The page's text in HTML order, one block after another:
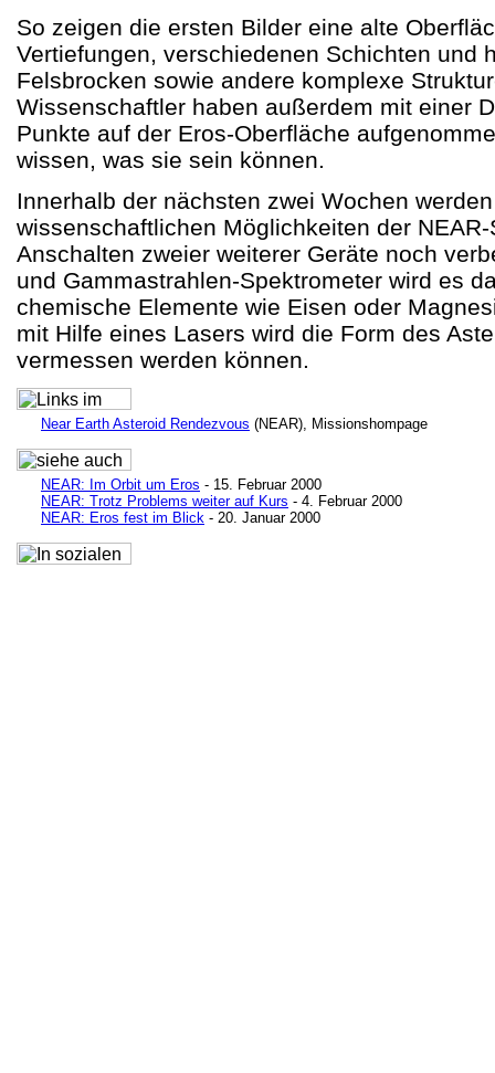
So zeigen die ersten Bilder eine alte
Vertiefungen, verschiedenen Schichten und
Felsbrocken sowie andere komplexe
Wissenschaftler haben außerdem mit einer
Punkte auf der Eros-Oberfläche
wissen, was sie sein können.
Innerhalb der nächsten zwei Wochen
wissenschaftlichen Möglichkeiten der
Anschalten zweier weiterer Geräte noch
und Gammastrahlen-Spektrometer wird es
chemische Elemente wie Eisen oder
mit Hilfe eines Lasers wird die Form des
vermessen werden können.
Near Earth Asteroid Rendezvous (NEAR), Missionshompage
NEAR: Im Orbit um Eros - 15. Februar 2000
NEAR: Trotz Problems weiter auf Kurs - 4. Februar 2000
NEAR: Eros fest im Blick - 20. Januar 2000